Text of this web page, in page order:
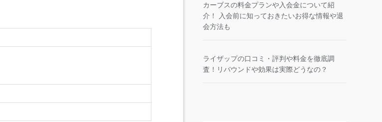
カーブスの料金プランや入会金について紹
介！ 入会前に知っておきたいお得な情報や退
会方法も
ライザップの口コミ・評判や料金を徹底調
査！リバウンドや効果は実際どうなの？